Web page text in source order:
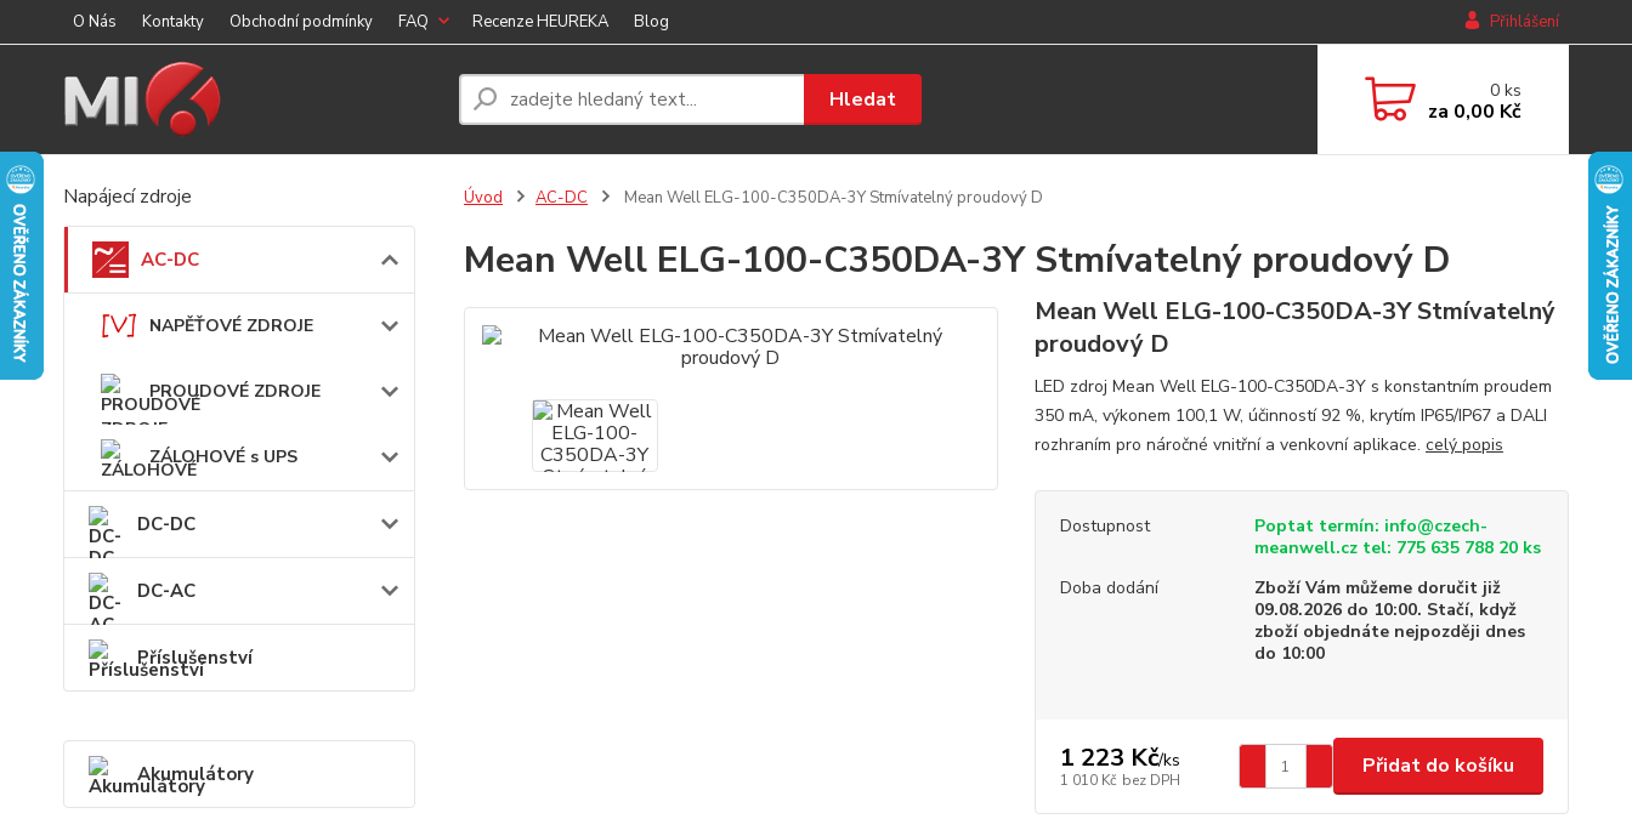
O Nás Kontakty Obchodní podmínky FAQ Recenze HEUREKA Blog Přihlášení
Hledat 0ks
za 0,00 Kč
Napájecí zdroje
AC-DC
NAPĚŤOVÉ ZDROJE
PROUDOVÉ ZDROJE
ZÁLOHOVÉ s UPS
DC-DC
DC-AC
Příslušenství
Akumulátory
Úvod AC-DC Mean Well ELG-100-C350DA-3Y Stmívatelný proudový D
Mean Well ELG-100-C350DA-3Y Stmívatelný proudový D
Mean Well ELG-100-C350DA-3Y Stmívatelný
proudový D
LED zdroj Mean Well ELG-100-C350DA-3Y s konstantním proudem
350 mA, výkonem 100,1 W, účinností 92 %, krytím IP65/IP67 a DALI
rozhraním pro náročné vnitřní a venkovní aplikace. celý popis
Dostupnost
Poptat termín: info@czech-
meanwell.cz tel: 775 635 788 20 ks
Doba dodání
Zboží Vám můžeme doručit již
09.08.2026 do 10:00. Stačí, když
zboží objednáte nejpozději dnes
do 10:00
1 223 Kč/ks
1 010 Kč bez DPH
Přidat do košíku